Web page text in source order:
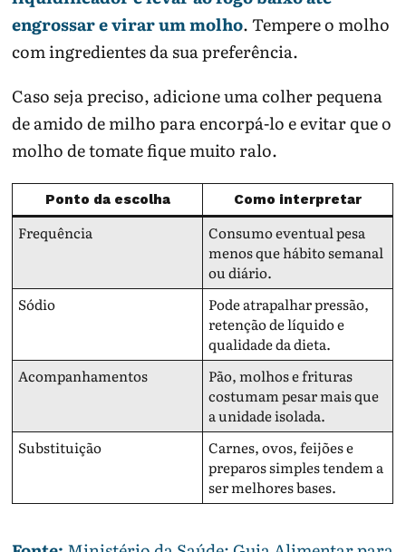
engrossar e virar um molho. Tempere o molho
com ingredientes da sua preferência.
Caso seja preciso, adicione uma colher pequena
de amido de milho para encorpá-lo e evitar que o
molho de tomate fique muito ralo.
Ponto da escolha Como interpretar
Frequência
Consumo eventual pesa
menos que hábito semanal
ou diário.
Sódio
Pode atrapalhar pressão,
retenção de líquido e
qualidade da dieta.
Acompanhamentos
Pão, molhos e frituras
costumam pesar mais que
a unidade isolada.
Substituição
Carnes, ovos, feijões e
preparos simples tendem a
ser melhores bases.